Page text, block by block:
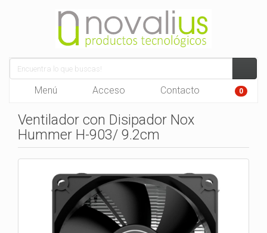
Menú Acceso Contacto 0
Ventilador con Disipador Nox
Hummer H-903/ 9.2cm